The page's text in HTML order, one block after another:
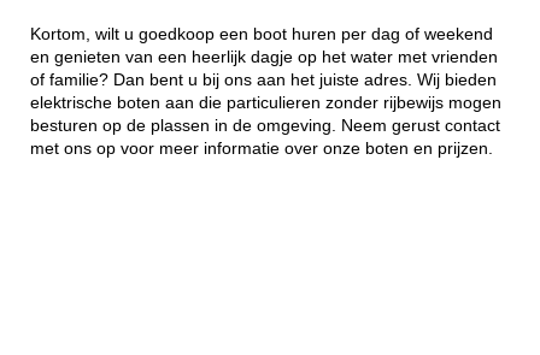
Kortom, wilt u goedkoop een boot huren per dag of weekend
en genieten van een heerlijk dagje op het water met vrienden
of familie? Dan bent u bij ons aan het juiste adres. Wij bieden
elektrische boten aan die particulieren zonder rijbewijs mogen
besturen op de plassen in de omgeving. Neem gerust contact
met ons op voor meer informatie over onze boten en prijzen.